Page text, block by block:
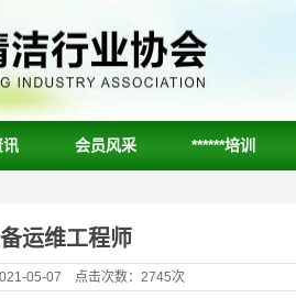
讯 会员风采 ******培训
运维工程师
05-07 点击次数：2745次